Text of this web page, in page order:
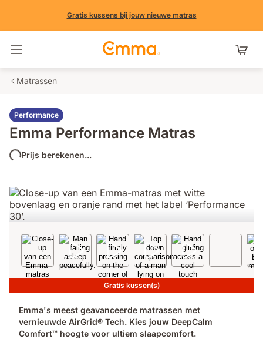
Gratis kussens bij jouw nieuwe matras
Navigatie in- en uitschakelen
Matrassen
Performance
Emma Performance Matras
Prijs berekenen...
Gratis kussen(s)
Emma's meest geavanceerde matrassen met
vernieuwde AirGrid® Tech. Kies jouw DeepCalm
Comfort™ hoogte voor ultiem slaapcomfort.